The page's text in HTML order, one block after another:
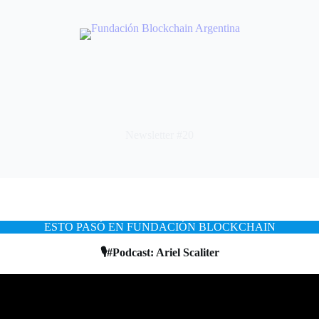
ESTO PASÓ EN FUNDACIÓN BLOCKCHAIN
🎙️#Podcast: Ariel Scaliter